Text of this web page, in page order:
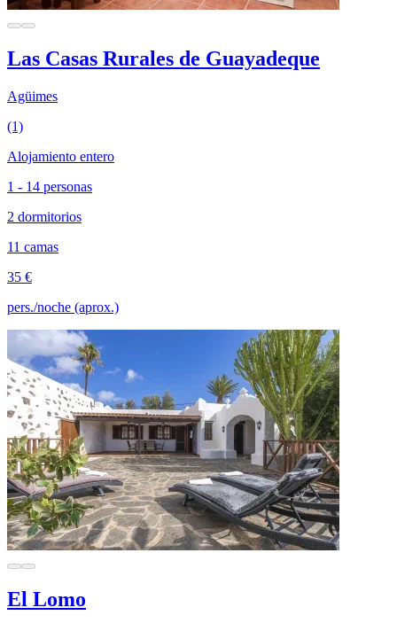
Las Casas Rurales de Guayadeque
Agüimes
(1)
Alojamiento entero
1 - 14 personas
2 dormitorios
11 camas
35 €
pers./noche (aprox.)
El Lomo